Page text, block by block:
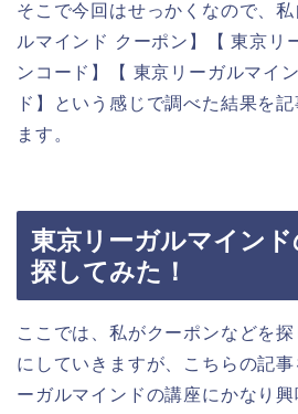
そこで今回はせっかくなので、
ルマインド クーポン】【 東京リ
ンコード】【 東京リーガルマイ
ド】という感じで調べた結果を
ます。
東京リーガルマイン
探してみた！
ここでは、私がクーポンなどを
にしていきますが、こちらの記
ーガルマインドの講座にかなり